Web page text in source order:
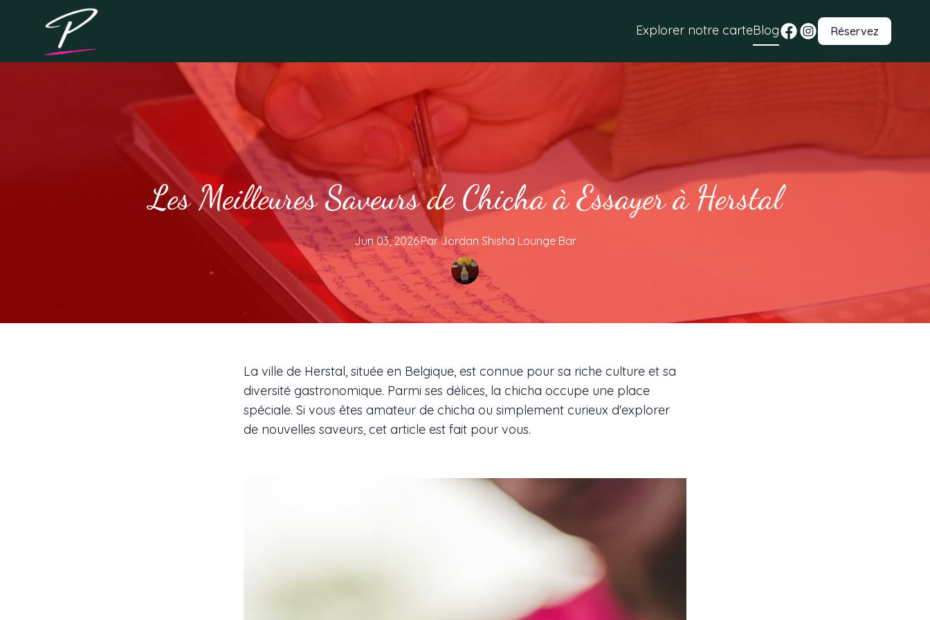
Explorer notre carteBlog Réservez
Les Meilleures Saveurs de Chicha à Essayer à Herstal
Jun 03, 2026·Par Jordan Shisha Lounge Bar
La ville de Herstal, située en Belgique, est connue pour sa riche culture et sa
diversité gastronomique. Parmi ses délices, la chicha occupe une place
spéciale. Si vous êtes amateur de chicha ou simplement curieux d'explorer
de nouvelles saveurs, cet article est fait pour vous.